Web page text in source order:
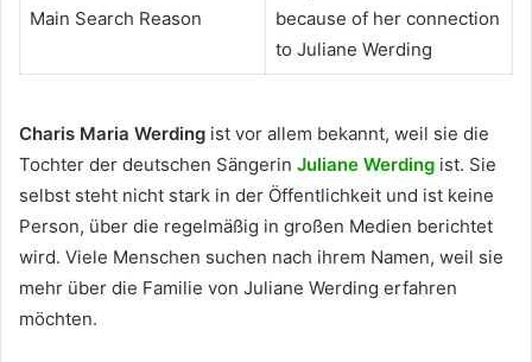
Main Search Reason
because of her connection
to Juliane Werding
Charis Maria Werding ist vor allem bekannt, weil sie die
Tochter der deutschen Sängerin Juliane Werding ist. Sie
selbst steht nicht stark in der Öffentlichkeit und ist keine
Person, über die regelmäßig in großen Medien berichtet
wird. Viele Menschen suchen nach ihrem Namen, weil sie
mehr über die Familie von Juliane Werding erfahren
möchten.